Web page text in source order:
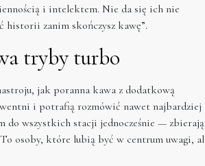
i intelektem. Nie da się ich nie
zanim skończysz kawę”.
tryby turbo
jak poranna kawa z dodatkową
i potrafią rozmówić nawet najbardziej
do wszystkich stacji jednocześnie — zbierają
osoby, które lubią być w centrum uwagi,